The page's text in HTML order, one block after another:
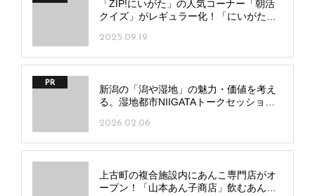
「ZIP!にいがた」の人気コーナー「朝活
クイズ」がレギュラー化！「にいがたナ
2025.09.19
PR
新潟の「潟や湿地」の魅力・価値を考え
る。湿地都市NIIGATAトークセッション
た！
2026.02.06
上古町の複合施設内にあんこ専門店がオ
ープン！「山本あん子商店」飲むあん